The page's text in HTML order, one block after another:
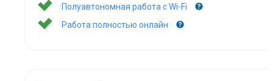
Полуавтономная работа с Wi-Fi
Работа полностью онлайн